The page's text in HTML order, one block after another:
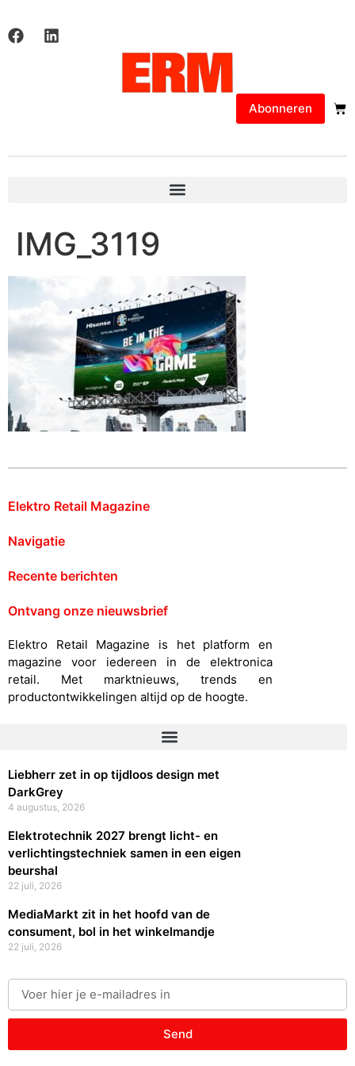
Abonneren
IMG_3119
Elektro Retail Magazine
Navigatie
Recente berichten
Ontvang onze nieuwsbrief
Elektro Retail Magazine is het platform en
magazine voor iedereen in de elektronica
retail. Met marktnieuws, trends en
productontwikkelingen altijd op de hoogte.
Liebherr zet in op tijdloos design met
DarkGrey
4 augustus, 2026
Elektrotechnik 2027 brengt licht- en
verlichtingstechniek samen in een eigen
beurshal
22 juli, 2026
MediaMarkt zit in het hoofd van de
consument, bol in het winkelmandje
22 juli, 2026
Send